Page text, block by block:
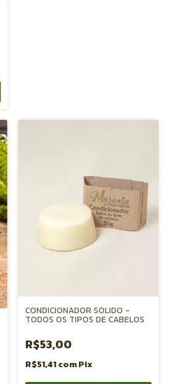
CONDICIONADOR SÓLIDO -
TODOS OS TIPOS DE CABELOS
R$53,00
R$51,41comPix